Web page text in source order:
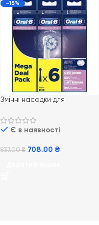
-15%
Змінні насадки для
B EB60 Sensi Ultrathin 6 шт
Є в наявності
837.00₴ 708.00₴